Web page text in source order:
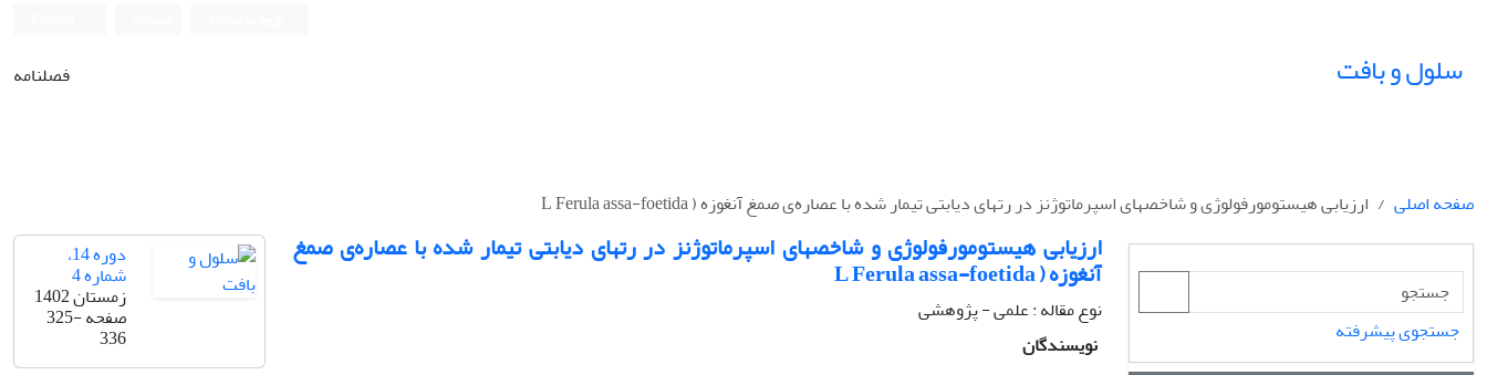
سلول و بافت فصلنامه
صفحه اصلی ارزیابی هیستومورفولوژی و شاخص‫های اسپرماتوژنز در رت‫های دیابتی تیمار شده با عصاره‌ی صمغ آنغوزه ( L Ferula assa-foetida
ارزیابی هیستومورفولوژی و شاخص‫های اسپرماتوژنز در رت‫های دیابتی تیمار شده با عصاره‌ی صمغ
آنغوزه ( L Ferula assa-foetida
نوع مقاله : علمی - پژوهشی
نویسندگان
دوره 14،
شماره 4
زمستان 1402
صفحه325-
336
جستجوی پیشرفته